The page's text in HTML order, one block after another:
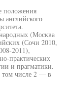
положения
английского
(Москва
(Сочи 2010,
2011),
практических
и прагматики.
том числе 2 — в